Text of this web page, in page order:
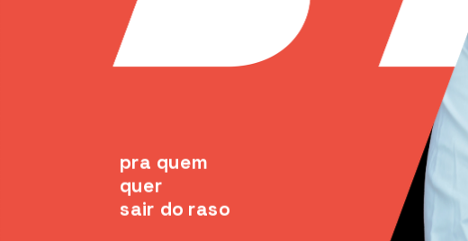
pra quem
quer
sair do raso